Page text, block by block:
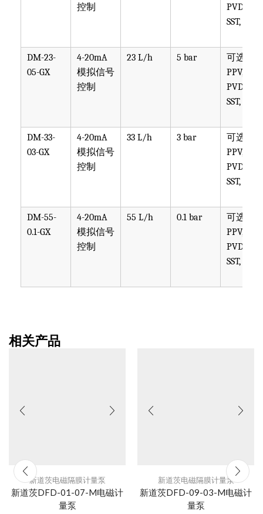
控制
PVDF,
SST, PTFE
DM-23-
05-GX
4-20mA
模拟信号
控制
23 L/h 5 bar
可选
PPV, PVT,
PVDF,
SST, PTFE
DM-33-
03-GX
4-20mA
模拟信号
控制
33 L/h 3 bar
可选
PPV, PVT,
PVDF,
SST, PTFE
DM-55-
0.1-GX
4-20mA
模拟信号
控制
55 L/h 0.1 bar
可选
PPV, PVT,
PVDF,
SST, PTFE
相关产品
新道茨电磁隔膜计量泵
新道茨DFD-01-07-M电磁计
量泵
新道茨电磁隔膜计量泵
新道茨DFD-09-03-M电磁计
量泵